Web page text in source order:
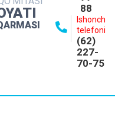
88
Ishonch
telefoni
(62)
227-
70-75